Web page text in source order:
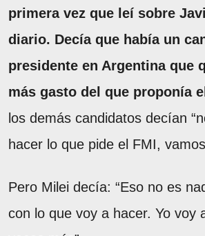
primera vez que leí sobre
diario. Decía que había un
presidente en Argentina que
más gasto del que proponía
los demás candidatos decían
hacer lo que pide el FMI,
Pero Milei decía: “Eso no es
con lo que voy a hacer. Yo voy